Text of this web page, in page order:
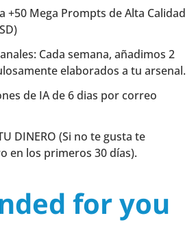
+50 Mega Prompts de Alta Calidad
Cada semana, añadimos 2
elaborados a tu arsenal.
de IA de 6 dias por correo
DINERO (Si no te gusta te
en los primeros 30 días).
for you